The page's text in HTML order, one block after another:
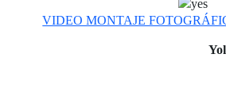
VIDEO MONTAJE